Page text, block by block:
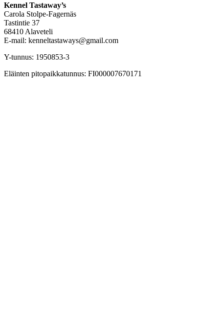
Kennel Tastaway’s
Carola Stolpe-Fagernäs
Tastintie 37
68410 Alaveteli
E-mail: kenneltastaways@gmail.com
Y-tunnus: 1950853-3
Eläinten pitopaikkatunnus: FI000007670171